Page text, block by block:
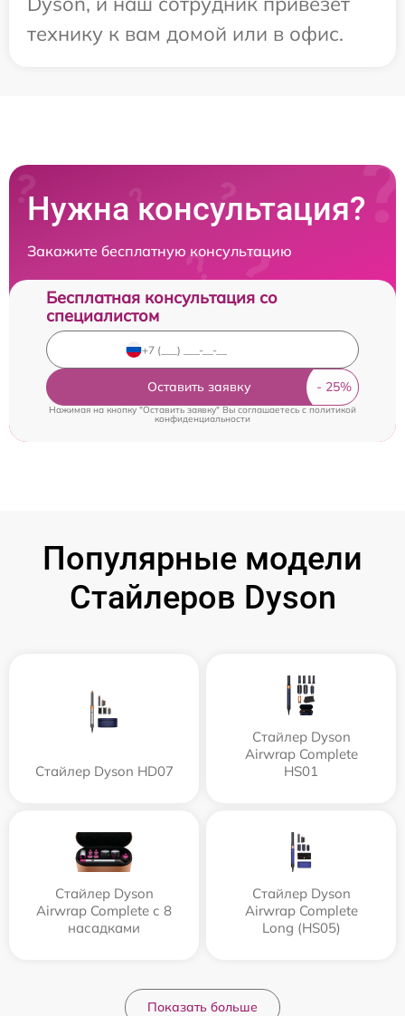
технику к вам домой или в офис.
Нужна консультация?
Закажите бесплатную консультацию
Бесплатная консультация со
специалистом
Оставить заявку
Нажимая на кнопку "Оставить заявку" Вы соглашаетесь cполитикой
конфиденциальности
Популярные модели
Стайлеров Dyson
Стайлер Dyson HD07
Стайлер Dyson
Airwrap Complete
HS01
Стайлер Dyson
Airwrap Complete с 8
насадками
Стайлер Dyson
Airwrap Complete
Long (HS05)
Показать больше